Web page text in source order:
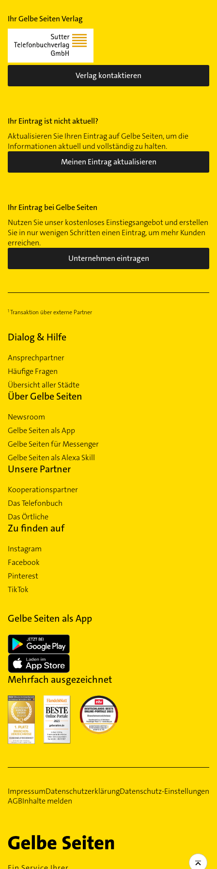
Ihr Gelbe Seiten Verlag
Verlag kontaktieren
Ihr Eintrag ist nicht aktuell?
Aktualisieren Sie Ihren Eintrag auf Gelbe Seiten, um die
Informationen aktuell und vollständig zu halten.
Meinen Eintrag aktualisieren
Ihr Eintrag bei Gelbe Seiten
Nutzen Sie unser kostenloses Einstiegsangebot und erstellen
Sie in nur wenigen Schritten einen Eintrag, um mehr Kunden
erreichen.
Unternehmen eintragen
Transaktion über externe Partner
Dialog & Hilfe
Ansprechpartner
Häufige Fragen
Übersicht aller Städte
Über Gelbe Seiten
Newsroom
Gelbe Seiten als App
Gelbe Seiten für Messenger
Gelbe Seiten als Alexa Skill
Unsere Partner
Kooperationspartner
Das Telefonbuch
Das Örtliche
Zu finden auf
Instagram
Facebook
Pinterest
TikTok
Gelbe Seiten als App
Mehrfach ausgezeichnet
ImpressumDatenschutzerklärungDatenschutz-Einstellungen
AGBInhalte melden